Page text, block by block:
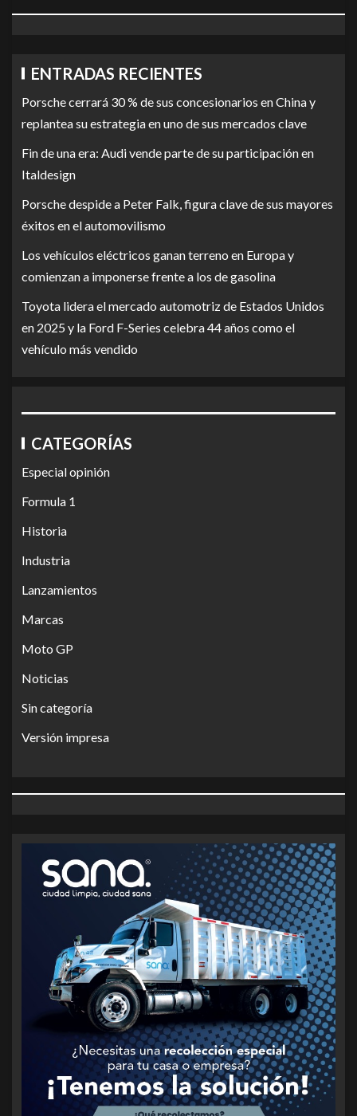
ENTRADAS RECIENTES
Porsche cerrará 30 % de sus concesionarios en China y
replantea su estrategia en uno de sus mercados clave
Fin de una era: Audi vende parte de su participación en
Italdesign
Porsche despide a Peter Falk, figura clave de sus mayores
éxitos en el automovilismo
Los vehículos eléctricos ganan terreno en Europa y
comienzan a imponerse frente a los de gasolina
Toyota lidera el mercado automotriz de Estados Unidos
en 2025 y la Ford F-Series celebra 44 años como el
vehículo más vendido
CATEGORÍAS
Especial opinión
Formula 1
Historia
Industria
Lanzamientos
Marcas
Moto GP
Noticias
Sin categoría
Versión impresa